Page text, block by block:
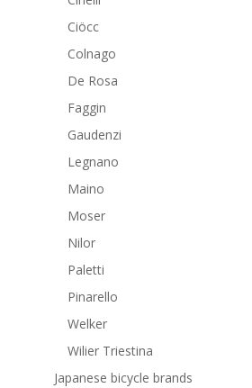
Ciöcc
Colnago
De Rosa
Faggin
Gaudenzi
Legnano
Maino
Moser
Nilor
Paletti
Pinarello
Welker
Wilier Triestina
Japanese bicycle brands